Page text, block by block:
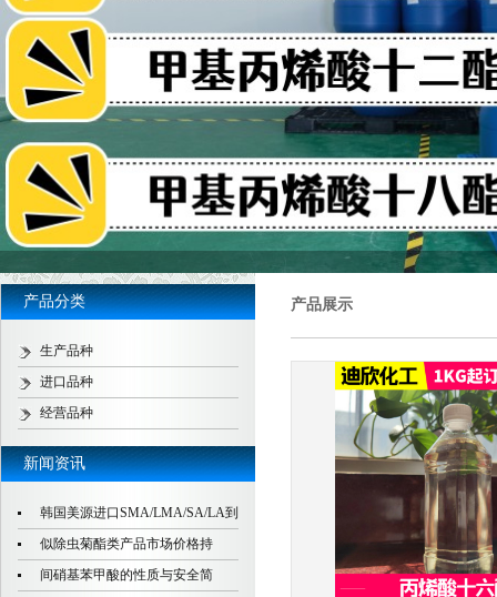
产品分类
生产品种
进口品种
经营品种
新闻资讯
韩国美源进口SMA/LMA/SA/LA到
似除虫菊酯类产品市场价格持
间硝基苯甲酸的性质与安全简
产品展示